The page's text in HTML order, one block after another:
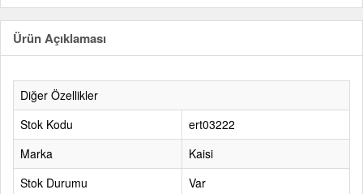
Ürün Açıklaması
Diğer Özellikler
Stok Kodu
ert03222
Marka
Kaisi
Stok Durumu
Var